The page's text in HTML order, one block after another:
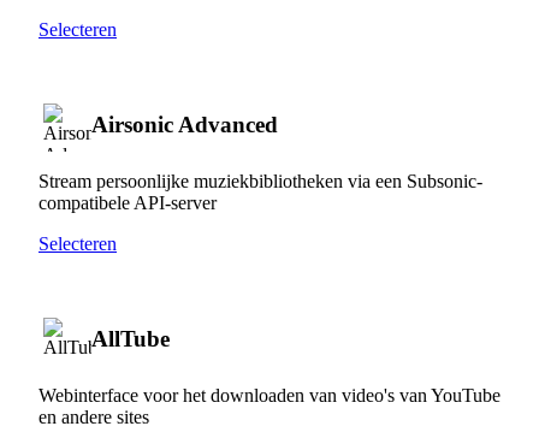
Selecteren
Airsonic Advanced
Stream persoonlijke muziekbibliotheken via een Subsonic-
compatibele API-server
Selecteren
AllTube
Webinterface voor het downloaden van video's van YouTube
en andere sites